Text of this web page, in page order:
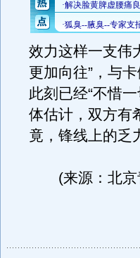
效力这样一支伟
更加向往”，与
此刻已经“不惜
体估计，双方有
竟，锋线上的乏
(来源：北京